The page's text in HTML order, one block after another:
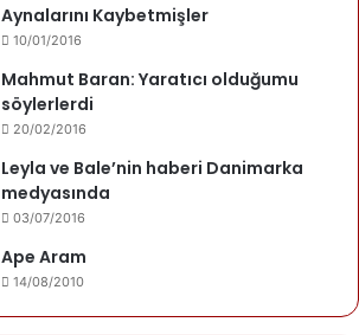
Aynalarını Kaybetmişler
10/01/2016
Mahmut Baran: Yaratıcı olduğumu
söylerlerdi
20/02/2016
Leyla ve Bale’nin haberi Danimarka
medyasında
03/07/2016
Ape Aram
14/08/2010